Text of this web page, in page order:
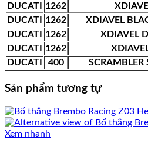
DUCATI
1262
DUCATI
1262 XDIAVEL
DUCATI
1262 XDIAVEL
DUCATI
1262
DUCATI
400 SCRAMBLER
Sản phẩm tương tự
Xem nhanh